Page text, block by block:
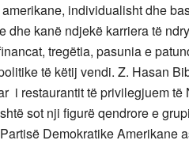
individualisht dhe
kanë ndjekë karriera të
tregëtia, pasunia e
të këtij vendi. Z. Hasan
i restaurantit të privilegjuem të
sot nji figurë qendrore e
Demokratike Amerikane